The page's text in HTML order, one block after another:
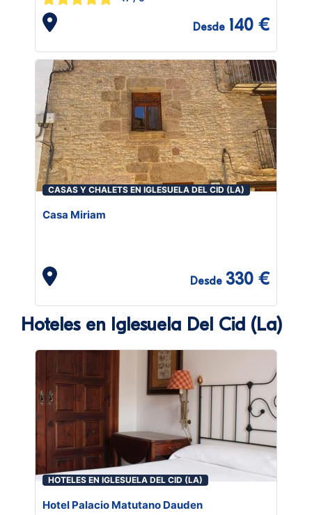
Desde 140 €
CASAS Y CHALETS EN IGLESUELA DEL CID (LA)
Casa Miriam
Desde 330 €
Hoteles en Iglesuela Del Cid (La)
HOTELES EN IGLESUELA DEL CID (LA)
Hotel Palacio Matutano Dauden